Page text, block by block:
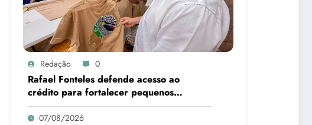
Redação 0
Rafael Fonteles defende acesso ao
crédito para fortalecer pequenos
negócios no Piauí
07/08/2026